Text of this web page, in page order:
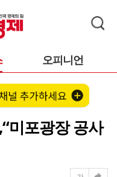
오피니언
미포광장 공사